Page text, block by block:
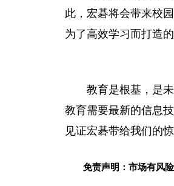
此，宏碁将会带来校
为了高效学习 而打造
教育是根基，是
教育需要最新的信息
见证宏碁带给我们的惊
免责声明：市场有风